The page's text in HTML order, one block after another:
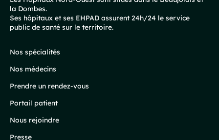
Pied
de
page
la Dombes.
Ses hôpitaux et ses EHPAD assurent 24h/24 le service
public de santé sur le territoire.
Nos spécialités
Nos médecins
Prendre un rendez-vous
Portail patient
Nous rejoindre
Presse